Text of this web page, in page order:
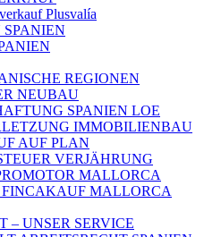
Plusvalía
REGIONEN
NEUBAU
SPANIEN LOE
IMMOBILIENBAU
AUF PLAN
VERJÄHRUNG
MALLORCA
MALLORCA
– UNSER SERVICE